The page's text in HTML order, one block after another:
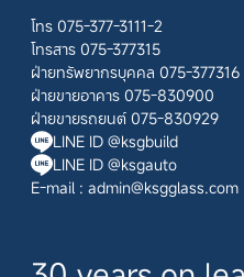
โทร 075-377-3111-2
โทรสาร 075-377315
ฝ่ายทรัพยากรบุคคล 075-377316
ฝ่ายขายอาคาร 075-830900
ฝ่ายขายรถยนต์ 075-830929
LINE ID @ksgbuild
LINE ID @ksgauto
E-mail : admin@ksgglass.com